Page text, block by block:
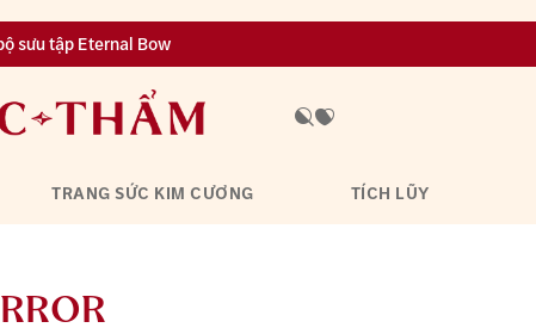
sưu tập Eternal Bow
luỹ từ 0.1 chỉ vàng 999.9
TRANG SỨC KIM CƯƠNG TÍCH LŨY